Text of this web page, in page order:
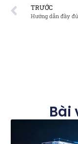
TRƯỚC
Bài